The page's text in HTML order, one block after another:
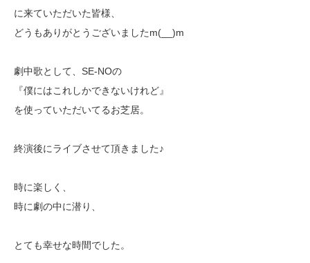
に来ていただいた皆様、
どうもありがとうございましたm(__)m
劇中歌として、SE-NOの
『僕にはこれしかできないけれど』
を使っていただいてるお芝居。
終演後にライブさせて頂きました♪
時に楽しく、
時に劇の中に潜り、
とても幸せな時間でした。